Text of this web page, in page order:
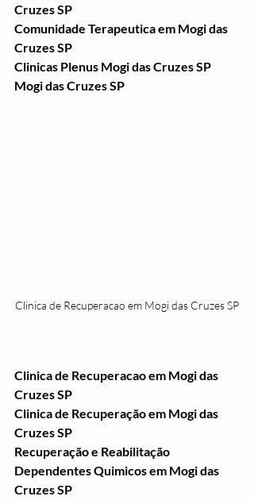
Cruzes SP
Comunidade Terapeutica em Mogi das
Cruzes SP
Clinicas Plenus Mogi das Cruzes SP
Mogi das Cruzes SP
Clinica de Recuperacao em Mogi das Cruzes SP
Clinica de Recuperacao em Mogi das
Cruzes SP
Clinica de Recuperação em Mogi das
Cruzes SP
Recuperação e Reabilitação
Dependentes Quimicos em Mogi das
Cruzes SP